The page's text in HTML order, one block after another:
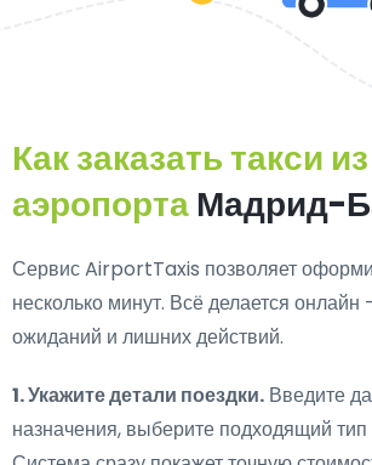
Как заказать такси из
аэропортаМадрид-
Сервис AirportTaxis позволяет
несколько минут. Всё делается онлайн
ожиданий и лишних действий.
1. Укажите детали поездки. Введите
назначения, выберите подходящий